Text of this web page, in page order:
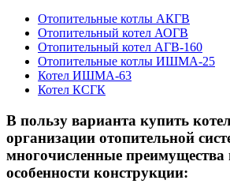
Отопительные котлы АКГВ
Отопительный котел АОГВ
Отопительный котел АГВ-160
Отопительные котлы ИШМА-25
Котел ИШМА-63
Котел КСГК
В пользу варианта купить
организации отопительной
многочисленные преимущества
особенности конструкции: